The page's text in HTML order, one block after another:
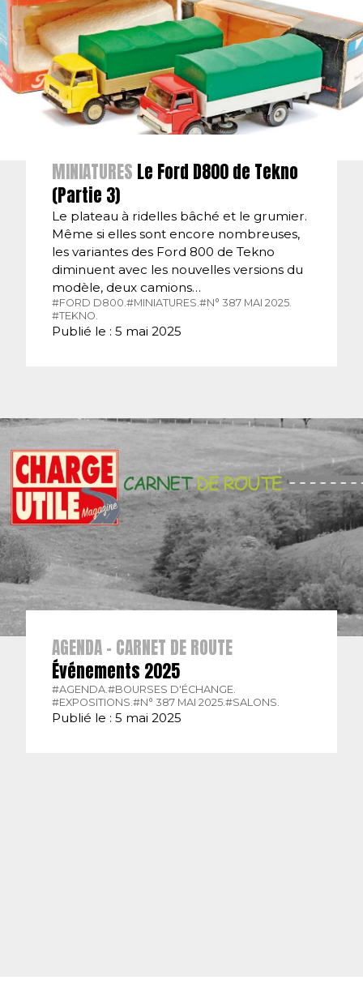
MINIATURES Le Ford D800 de Tekno
(Partie 3)
Le plateau à ridelles bâché et le grumier.
Même si elles sont encore nombreuses,
les variantes des Ford 800 de Tekno
diminuent avec les nouvelles versions du
modèle, deux camions…
#FORD D800.#MINIATURES.#N° 387 MAI 2025.
#TEKNO.
Publié le : 5 mai 2025
AGENDA - CARNET DE ROUTE
Événements 2025
#AGENDA. #BOURSES D'ÉCHANGE.
#EXPOSITIONS. #N° 387 MAI 2025. #SALONS.
Publié le : 5 mai 2025